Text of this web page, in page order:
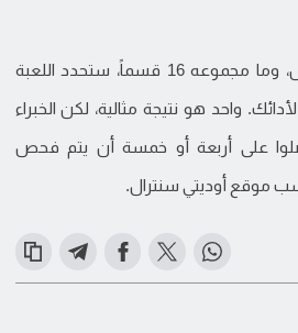
وبعد اللعب في أربع مراحل، وما مجموعه 16 قسماً، ستحدد اللعبة
واحد هو نتيجة مثالية، لكن الخبراء
على أربعة أو خمسة أن يتم فحص
موقع أوديتي سنترال.